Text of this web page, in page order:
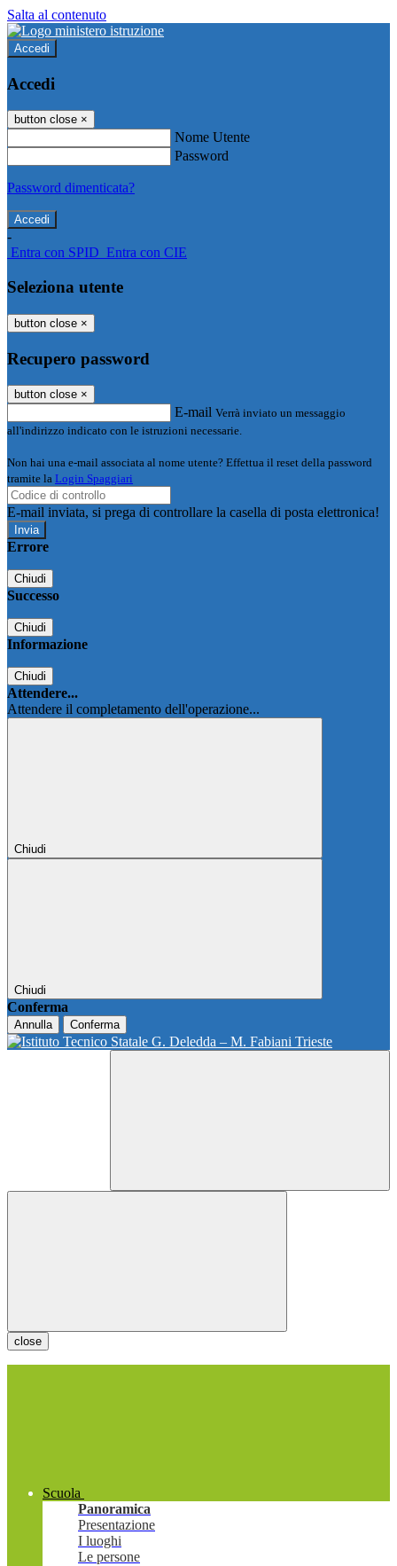
Salta al contenuto
Accedi
Accedi
button close ×
Nome Utente
Password
Password dimenticata?
-
Entra con SPID Entra con CIE
Seleziona utente
button close ×
Recupero password
button close ×
E-mail Verrà inviato un messaggio
all'indirizzo indicato con le istruzioni necessarie.
Non hai una e-mail associata al nome utente? Effettua il reset della password
tramite la Login Spaggiari
E-mail inviata, si prega di controllare la casella di posta elettronica!
Errore
Chiudi
Successo
Chiudi
Informazione
Chiudi
Attendere...
Attendere il completamento dell'operazione...
Chiudi
Chiudi
Conferma
Annulla Conferma
close
Scuola
Panoramica
Presentazione
I luoghi
Le persone